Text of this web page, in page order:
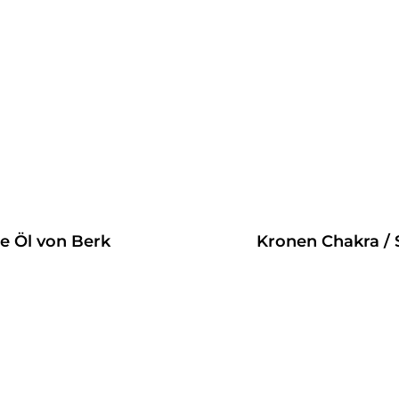
Stirn Chakra / Anja - Chakra Massage Öl von Berk